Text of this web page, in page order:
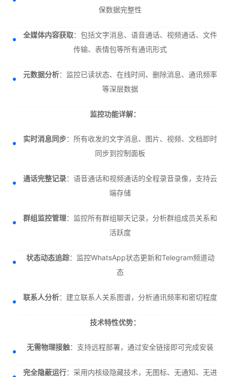
保数据完整性
全媒体内容获取：包括文字消息、语音通话、视频通话、文件
传输、表情包等所有通讯形式
元数据分析：监控已读状态、在线时间、删除消息、通讯频率
等深层数据
监控功能详解：
实时消息同步：所有收发的文字消息、图片、视频、文档即时
同步到控制面板
通话完整记录：语音通话和视频通话的全程录音录像，支持云
端存储
群组监控管理：监控所有群组聊天记录，分析群组成员关系和
活跃度
状态动态追踪：监控WhatsApp状态更新和Telegram频道动
态
联系人分析：建立联系人关系图谱，分析通讯频率和密切程度
技术特性优势：
无需物理接触：支持远程部署，通过安全链接即可完成安装
完全隐蔽运行：采用内核级隐藏技术，无图标、无通知、无进